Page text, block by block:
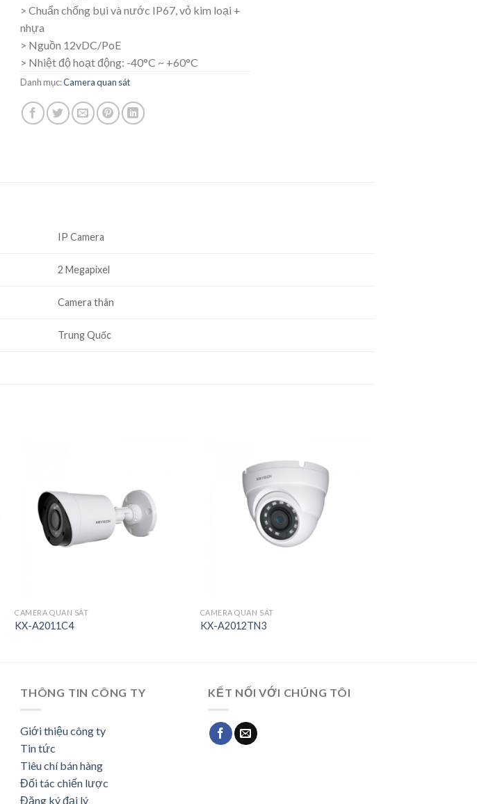
> Chuẩn chống bụi và nước IP67, vỏ kim loại +
nhựa
> Nguồn 12vDC/PoE
> Nhiệt độ hoạt động: -40°C ~ +60°C
Danh mục:Camera quan sát
IP Camera
2 Megapixel
Camera thân
Trung Quốc
CAMERA QUAN SÁT
KX-A2011C4
CAMERA QUAN SÁT
KX-A2012TN3
THÔNG TIN CÔNG TY
Giới thiệu công ty
Tin tức
Tiêu chí bán hàng
Đối tác chiến lược
Đăng ký đại lý
KẾT NỐI VỚI CHÚNG TÔI